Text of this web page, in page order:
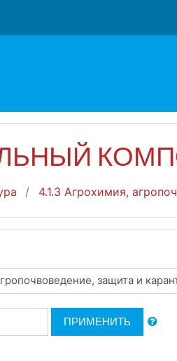
4.1.3 Агрохимия,
ПРИМЕНИТЬ